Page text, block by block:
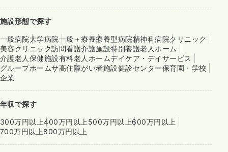
施設形態で探す
一般病院大学病院一般＋療養療養型病院精神科病院クリニック
美容クリニック訪問看護介護施設特別養護老人ホーム
介護老人保健施設有料老人ホームデイケア・デイサービス
グループホームサ高住障がい者施設健診センター保育園・学校
企業
年収で探す
300万円以上400万円以上 500万円以上600万円以上
700万円以上800万円以上